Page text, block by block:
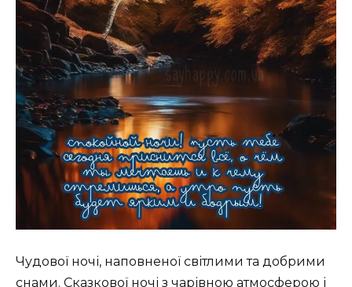
Чудової ночі, наповненої світлими та добрими
снами. Сказкової ночі з чарівною атмосферою і